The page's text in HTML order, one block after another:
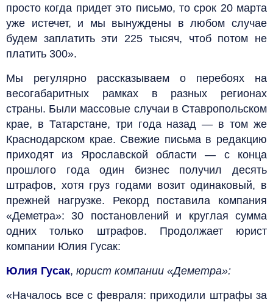
просто когда придет это письмо, то срок 20 марта
уже истечет, и мы вынуждены в любом случае
будем заплатить эти 225 тысяч, чтоб потом не
платить 300».
Мы регулярно рассказываем о перебоях на
весогабаритных рамках в разных регионах
страны. Были массовые случаи в Ставропольском
крае, в Татарстане, три года назад — в том же
Краснодарском крае. Свежие письма в редакцию
приходят из Ярославской области — с конца
прошлого года один бизнес получил десять
штрафов, хотя груз годами возит одинаковый, в
прежней нагрузке. Рекорд поставила компания
«Деметра»: 30 постановлений и круглая сумма
одних только штрафов. Продолжает юрист
компании Юлия Гусак:
Юлия Гусак, юрист компании «Деметра»:
«Началось все с февраля: приходили штрафы за